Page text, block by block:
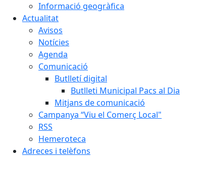
Informació geogràfica
Actualitat
Avisos
Notícies
Agenda
Comunicació
Butlletí digital
Butlleti Municipal Pacs al Dia
Mitjans de comunicació
Campanya “Viu el Comerç Local"
RSS
Hemeroteca
Adreces i telèfons